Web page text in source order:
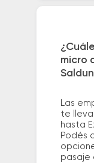
micro
Las
te
hasta
Podés
pasaje